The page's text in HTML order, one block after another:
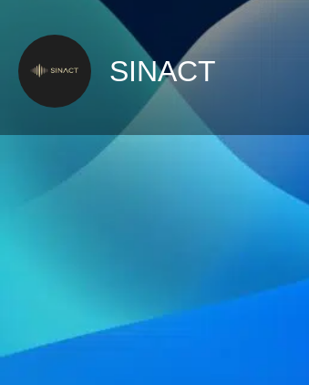
SINACT
Localisation